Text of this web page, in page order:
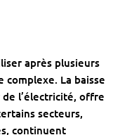
après plusieurs
complexe. La baisse
l’électricité, offre
secteurs,
continuent